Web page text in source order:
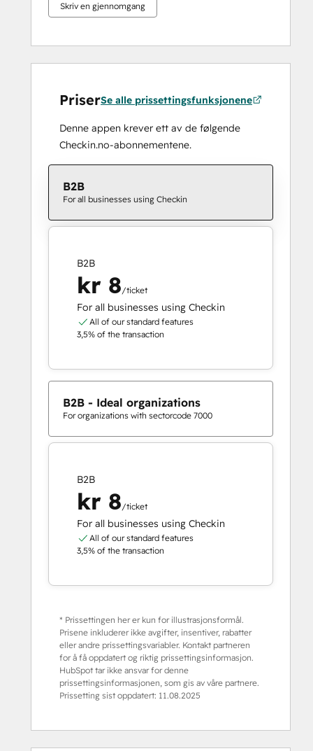
Skriv en gjennomgang
PriserSe alle prissettingsfunksjonene
Denne appen krever ett av de følgende
Checkin.no-abonnementene.
B2B
For all businesses using Checkin
B2B
kr 8/ticket
For all businesses using Checkin
All of our standard features
3,5% of the transaction
B2B - Ideal organizations
For organizations with sectorcode 7000
B2B
kr 8/ticket
For all businesses using Checkin
All of our standard features
3,5% of the transaction
* Prissettingen her er kun for illustrasjonsformål.
Prisene inkluderer ikke avgifter, insentiver, rabatter
eller andre prissettingsvariabler. Kontakt partneren
for å få oppdatert og riktig prissettingsinformasjon.
HubSpot tar ikke ansvar for denne
prissettingsinformasjonen, som gis av våre partnere.
Prissetting sist oppdatert: 11.08.2025